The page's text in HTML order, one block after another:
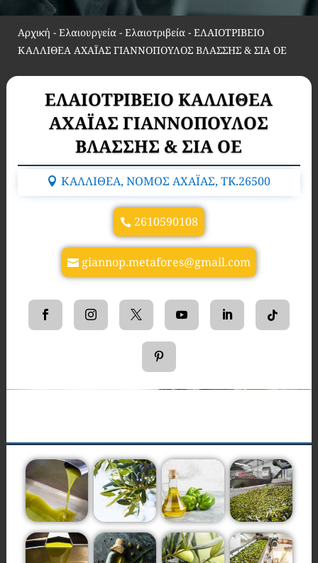
Αρχική - Ελαιουργεία - Ελαιοτριβεία- ΕΛΑΙΟΤΡΙΒΕΙΟ
ΚΑΛΛΙΘΕΑ ΑΧΑΪΑΣ ΓΙΑΝΝΟΠΟΥΛΟΣ ΒΛΑΣΣΗΣ & ΣΙΑ ΟΕ
ΕΛΑΙΟΤΡΙΒΕΙΟ ΚΑΛΛΙΘΕΑ
ΑΧΑΪΑΣ ΓΙΑΝΝΟΠΟΥΛΟΣ
ΒΛΑΣΣΗΣ & ΣΙΑ ΟΕ
ΚΑΛΛΙΘΕΑ, ΝΟΜΟΣ ΑΧΑΪΑΣ, TK.26500
2610590108
giannop.metafores@gmail.com